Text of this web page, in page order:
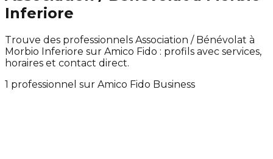
Inferiore
Trouve des professionnels Association / Bénévolat à
Morbio Inferiore sur Amico Fido : profils avec services,
horaires et contact direct.
1 professionnel sur Amico Fido Business